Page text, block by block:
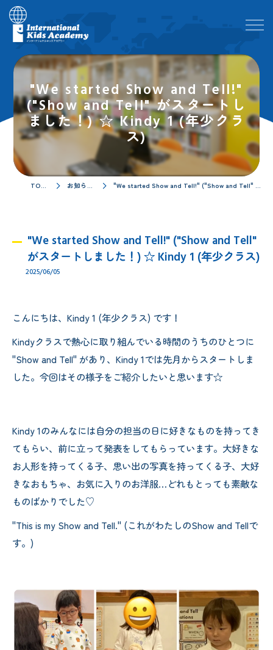
"We started Show and Tell!"
("Show and Tell" がスタートし
ました！) ☆ Kindy 1 (年少クラ
ス)
TOPページ お知らせ／ブログ "We started Show and Tell!" ("Show and Tell" がスタートしました！) ☆ Kindy 1 (年少クラス)
"We started Show and Tell!" ("Show and Tell"
がスタートしました！) ☆ Kindy 1 (年少クラス)
2025/06/05
こんにちは、Kindy 1 (年少クラス) です！
Kindyクラスで熱心に取り組んでいる時間のうちのひとつに
"Show and Tell" があり、Kindy 1では先月からスタートしま
した。今回はその様子をご紹介したいと思います☆
Kindy 1のみんなには自分の担当の日に好きなものを持ってき
てもらい、前に立って発表をしてもらっています。大好きな
お人形を持ってくる子、思い出の写真を持ってくる子、大好
きなおもちゃ、お気に入りのお洋服…どれもとっても素敵な
ものばかりでした♡
"This is my Show and Tell." (これがわたしのShow and Tellで
す。)